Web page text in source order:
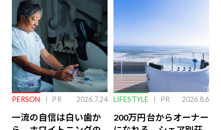
PERSON PR 2026.7.24
一流の自信は白い歯か
LIFESTYLE PR 2026.8.6
200万円台からオーナー